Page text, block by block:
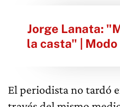
Jorge Lanata:
la casta" |
El periodista no tardó